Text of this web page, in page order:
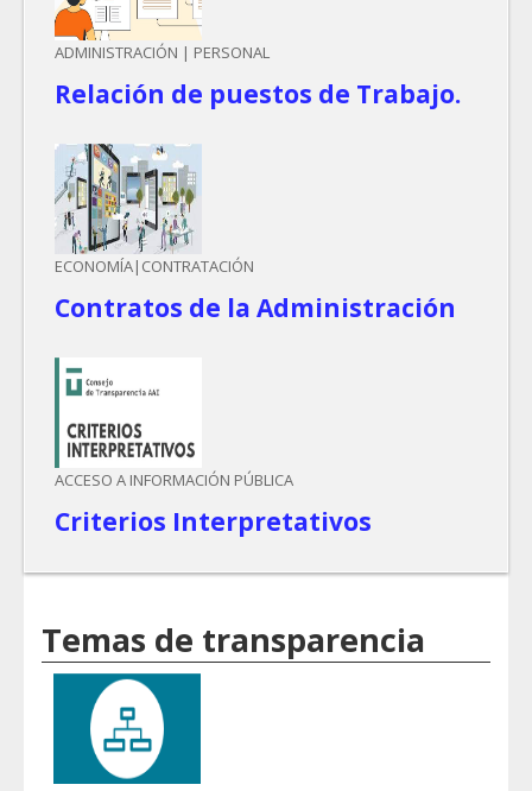
ADMINISTRACIÓN | PERSONAL
Relación de puestos de Trabajo.
ECONOMÍA|CONTRATACIÓN
Contratos de la Administración
ACCESO A INFORMACIÓN PÚBLICA
Criterios Interpretativos
Temas de transparencia